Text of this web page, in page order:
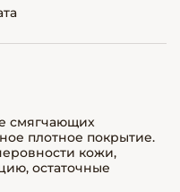
смягчающих
плотное покрытие.
кожи,
остаточные